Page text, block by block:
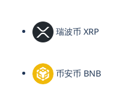
瑞波币 XRP
币安币 BNB